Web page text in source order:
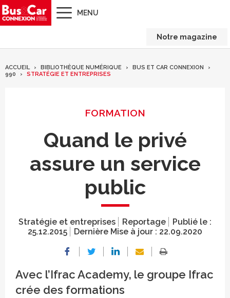
MENU
Notre magazine
ACCUEIL BIBLIOTHÈQUE NUMÉRIQUE
BUS ET CAR CONNEXION
990
STRATÉGIE ET ENTREPRISES
FORMATION
Quand le privé
assure un service
public
Stratégie et entreprises Reportage
Publié le :
25.12.2015
Dernière Mise à jour : 22.09.2020
Avec l’Ifrac Academy, le groupe Ifrac
crée des formations